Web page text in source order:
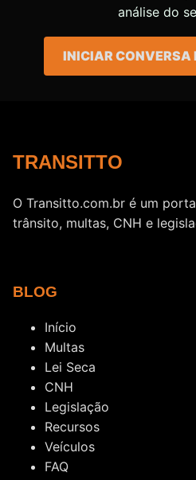
análise do
INICIAR
TRANSITTO
O Transitto.com.br é um
trânsito, multas, CNH e
BLOG
Início
Multas
Lei Seca
CNH
Legislação
Recursos
Veículos
FAQ